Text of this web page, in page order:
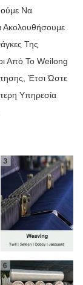
Να
Ακολουθήσουμε
Της
Από Το Weilong
Έτσι Ώστε
Υπηρεσία